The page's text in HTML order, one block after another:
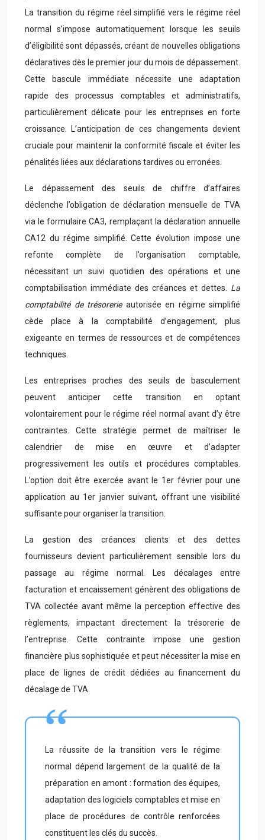
La transition du régime réel simplifié vers le régime réel
normal s’impose automatiquement lorsque les seuils
d’éligibilité sont dépassés, créant de nouvelles obligations
déclaratives dès le premier jour du mois de dépassement.
Cette bascule immédiate nécessite une adaptation
rapide des processus comptables et administratifs,
particulièrement délicate pour les entreprises en forte
croissance. L’anticipation de ces changements devient
cruciale pour maintenir la conformité fiscale et éviter les
pénalités liées aux déclarations tardives ou erronées.
Le dépassement des seuils de chiffre d’affaires
déclenche l’obligation de déclaration mensuelle de TVA
via le formulaire CA3, remplaçant la déclaration annuelle
CA12 du régime simplifié. Cette évolution impose une
refonte complète de l’organisation comptable,
nécessitant un suivi quotidien des opérations et une
comptabilisation immédiate des créances et dettes. La
comptabilité de trésorerieautorisée en régime simplifié
cède place à la comptabilité d’engagement, plus
exigeante en termes de ressources et de compétences
techniques.
Les entreprises proches des seuils de basculement
peuvent anticiper cette transition en optant
volontairement pour le régime réel normal avant d’y être
contraintes. Cette stratégie permet de maîtriser le
calendrier de mise en œuvre et d’adapter
progressivement les outils et procédures comptables.
L’option doit être exercée avant le 1er février pour une
application au 1er janvier suivant, offrant une visibilité
suffisante pour organiser la transition.
La gestion des créances clients et des dettes
fournisseurs devient particulièrement sensible lors du
passage au régime normal. Les décalages entre
facturation et encaissement génèrent des obligations de
TVA collectée avant même la perception effective des
règlements, impactant directement la trésorerie de
l’entreprise. Cette contrainte impose une gestion
financière plus sophistiquée et peut nécessiter la mise en
place de lignes de crédit dédiées au financement du
décalage de TVA.
La réussite de la transition vers le régime
normal dépend largement de la qualité de la
préparation en amont : formation des équipes,
adaptation des logiciels comptables et mise en
place de procédures de contrôle renforcées
constituent les clés du succès.